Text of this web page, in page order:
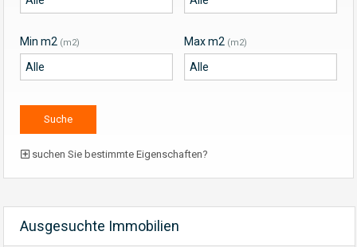
Min m2 (m2) Max m2 (m2)
suchen Sie bestimmte Eigenschaften?
Ausgesuchte Immobilien